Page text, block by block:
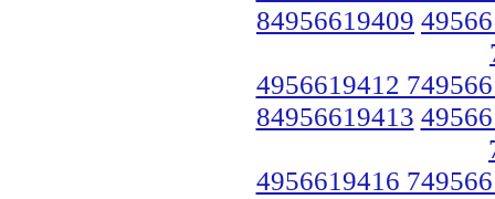
84956619409
4956619412
84956619413
4956619416